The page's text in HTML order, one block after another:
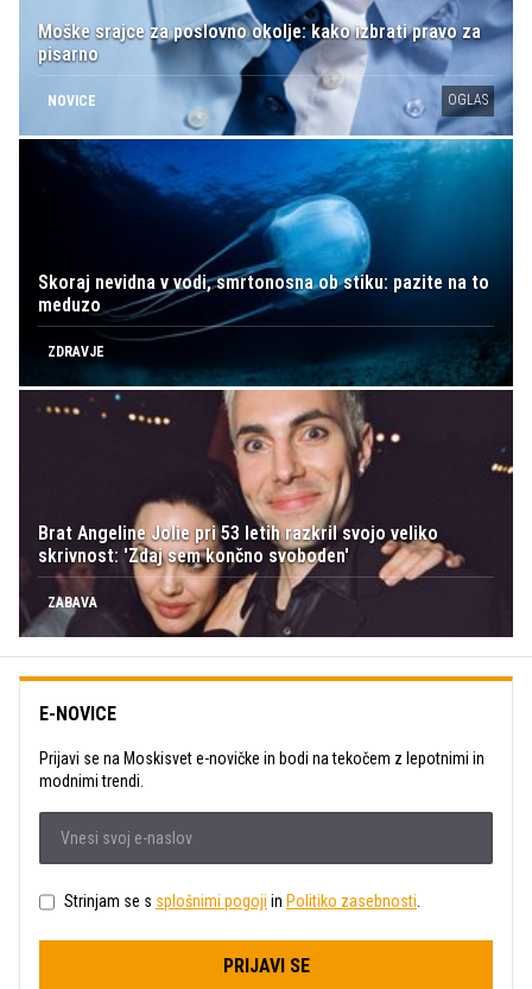
Moške srajce za poslovno okolje: kako izbrati pravo za
pisarno
NOVICE OGLAS
Skoraj nevidna v vodi, smrtonosna ob stiku: pazite na to
meduzo
ZDRAVJE
Brat Angeline Jolie pri 53 letih razkril svojo veliko
skrivnost: 'Zdaj sem končno svoboden'
ZABAVA
E-NOVICE
Prijavi se na Moskisvet e-novičke in bodi na tekočem z lepotnimi in
modnimi trendi.
Strinjam se s splošnimi pogoji in Politiko zasebnosti.
PRIJAVI SE